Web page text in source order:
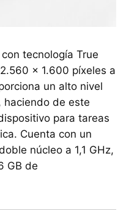
con tecnología True
x 1.600 píxeles a
un alto nivel
haciendo de este
para tareas
Cuenta con un
núcleo a 1,1 GHz,
GB de